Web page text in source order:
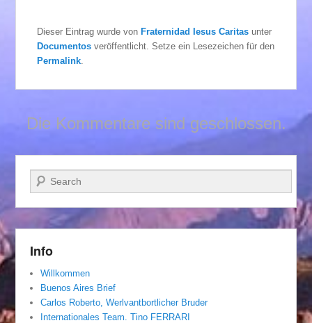
Dieser Eintrag wurde vonFraternidad Iesus Caritas unter
Documentos veröffentlicht. Setze ein Lesezeichen für den
Permalink
Die Kommentare sind geschlossen.
Suchen
Info
Willkommen
Buenos Aires Brief
Carlos Roberto, Werlvantbortlicher Bruder
Internationales Team. Tino FERRARI